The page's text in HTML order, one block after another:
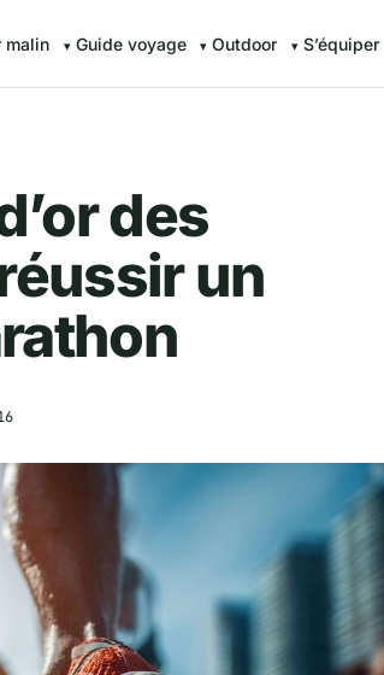
malin Guide voyage Outdoor S’équiper
des
un